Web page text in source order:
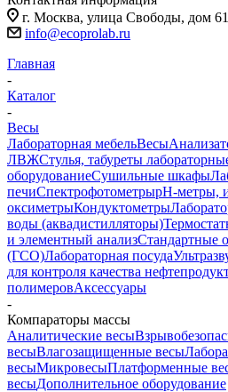
г. Москва, улица Свободы, дом
info@ecoprolab.ru
Главная
-
Каталог
-
Весы
Лабораторная мебельВесы
ЛВЖСтулья, табуреты
оборудованиеСушильные шкафы
печиСпектрофотометрыpH-метры,
оксиметрыКондуктометры
воды (аквадистилляторы)
и элементный анализСтандартные
(ГСО)Лабораторная посуда
для контроля качества
полимеровАксессуары
-
Компараторы массы
Аналитические весы
весыВлагозащищенные весы
весыМикровесыПлатформенные
весыДополнительное оборудование